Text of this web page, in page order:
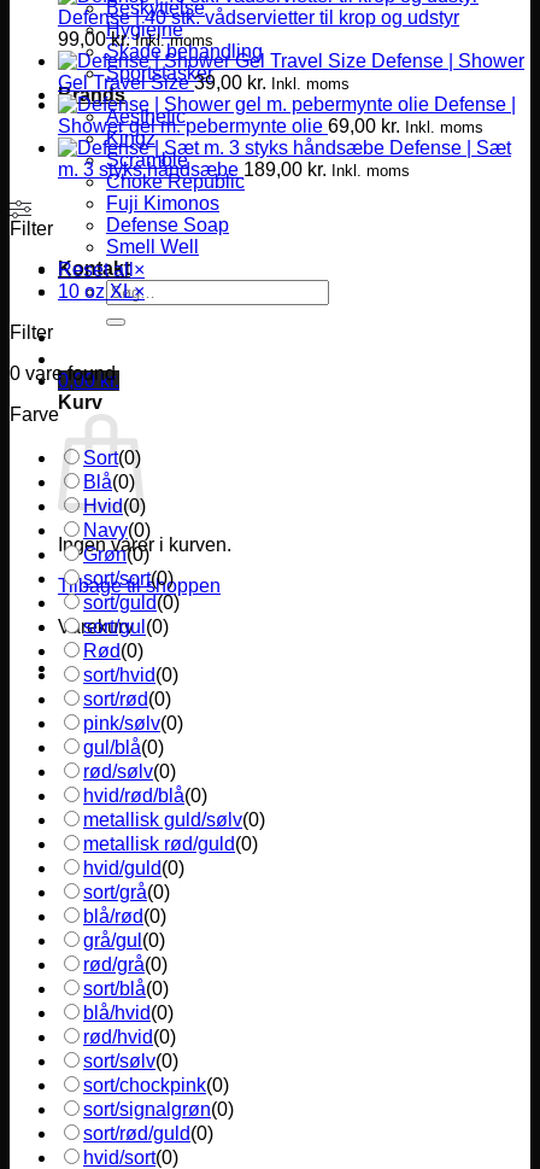
Beskyttelse
Hygiejne
Skade behandling
Sportstasker
Brands
Aesthetic
Kingz
Scramble
Choke Republic
Fuji Kimonos
Defense Soap
Smell Well
Kontakt
Søg
efter:
0,00 kr.
Kurv
Ingen varer i kurven.
Tilbage til shoppen
Varekurv
Defense | 40 stk. vådservietter til krop og udstyr
99,00kr. Inkl. moms
Defense | Shower
Gel Travel Size 39,00 kr. Inkl. moms
Defense |
Shower gel m. pebermynte olie 69,00 kr. Inkl. moms
Defense | Sæt
m. 3 styks håndsæbe 189,00 kr. Inkl. moms
Filter
Reset all ×
10 oz XL×
Filter
0 vare found
Farve
Sort(0)
Blå(0)
Hvid(0)
Navy(0)
Grøn(0)
sort/sort(0)
sort/guld(0)
sort/gul (0)
Rød(0)
sort/hvid(0)
sort/rød(0)
pink/sølv(0)
gul/blå(0)
rød/sølv(0)
hvid/rød/blå(0)
metallisk guld/sølv(0)
metallisk rød/guld(0)
hvid/guld(0)
sort/grå(0)
blå/rød(0)
grå/gul (0)
rød/grå(0)
sort/blå(0)
blå/hvid(0)
rød/hvid(0)
sort/sølv(0)
sort/chockpink(0)
sort/signalgrøn(0)
sort/rød/guld(0)
hvid/sort(0)